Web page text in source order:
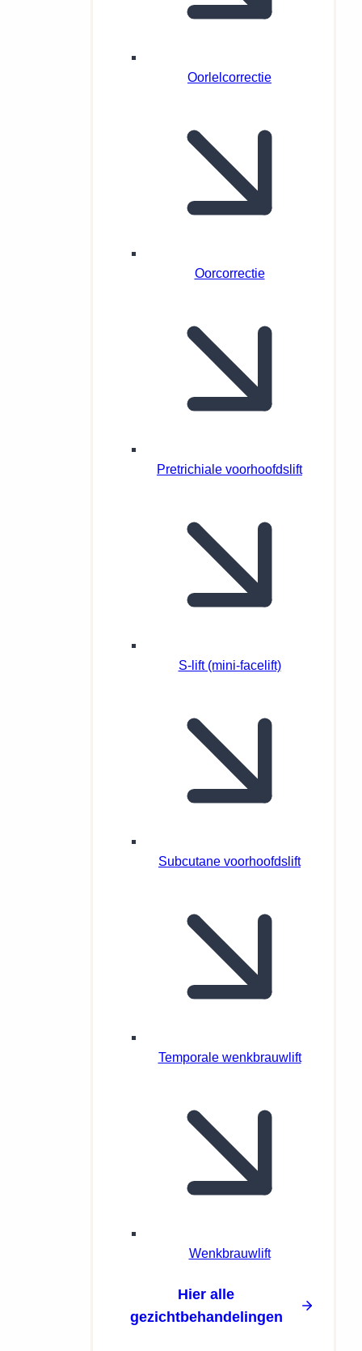
Oorlelcorrectie
Oorcorrectie
Pretrichiale voorhoofdslift
S-lift (mini-facelift)
Subcutane voorhoofdslift
Temporale wenkbrauwlift
Wenkbrauwlift
Hier alle
gezichtbehandelingen